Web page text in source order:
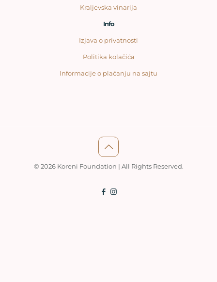
Kraljevska vinarija
Info
Izjava o privatnosti
Politika kolačića
Informacije o plaćanju na sajtu
© 2026 Koreni Foundation | All Rights Reserved.